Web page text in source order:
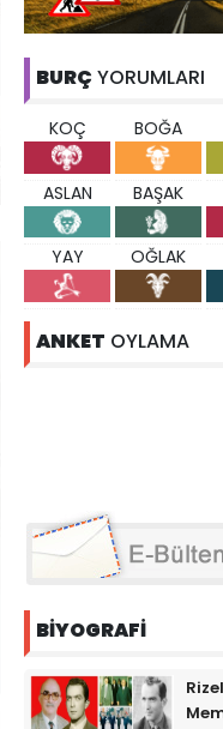
BURÇ YORUMLARI
KOÇ BOĞA
ASLAN BAŞAK
YAY OĞLAK
ANKET OYLAMA
BİYOGRAFİ